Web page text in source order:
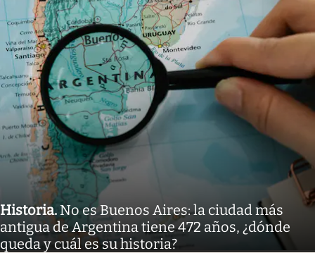
Historia. No es Buenos Aires: la ciudad más
antigua de Argentina tiene 472 años, ¿dónde
queda y cuál es su historia?